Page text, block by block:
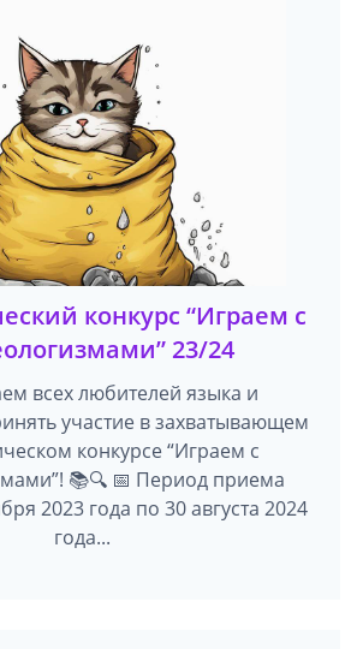
конкурс “Играем с
23/24
всех любителей языка и
участие в захватывающем
конкурсе “Играем с
📚🔍 📅 Период приема
2023 года по 30 августа 2024
года...